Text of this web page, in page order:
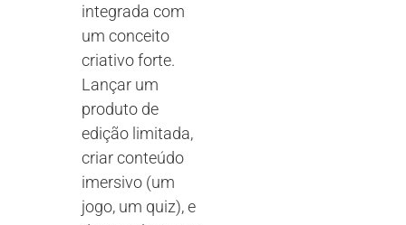
integrada com
um conceito
criativo forte.
Lançar um
produto de
edição limitada,
criar conteúdo
imersivo (um
jogo, um quiz), e